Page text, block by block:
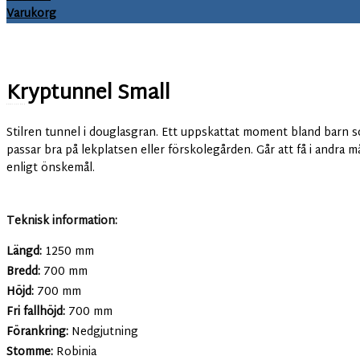
Varukorg
Kryptunnel Small
Stilren tunnel i douglasgran. Ett uppskattat moment bland barn
passar bra på lekplatsen eller förskolegården. Går att få i andra
enligt önskemål.
Teknisk information:
Längd: 1250 mm
Bredd: 700 mm
Höjd: 700 mm
Fri fallhöjd: 700 mm
Förankring: Nedgjutning
Stomme: Robinia